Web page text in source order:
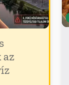
az